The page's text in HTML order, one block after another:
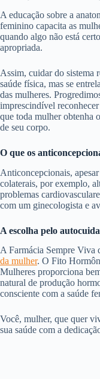
A educação sobre a
feminino capacita as
quando algo não está
apropriada.
Assim, cuidar do sistema
saúde física, mas se
das mulheres.
imprescindível
que toda mulher obtenha
de seu corpo.
O que os
Anticoncepcionais,
colaterais, por exemplo,
problemas
com um ginecologista e
A escolha pelo
A Farmácia Sempre Viva
da mulher. O Fito
Mulheres proporciona
natural de produção
consciente com a saúde
Você, mulher, que quer
sua saúde com a